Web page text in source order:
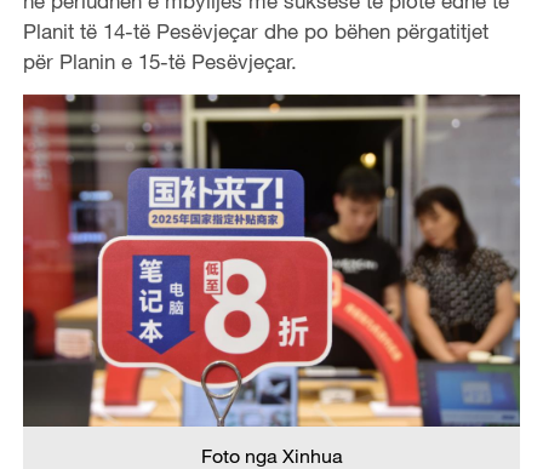
Planit të 14-të Pesëvjeçar dhe po bëhen përgatitjet
për Planin e 15-të Pesëvjeçar.
Foto nga Xinhua